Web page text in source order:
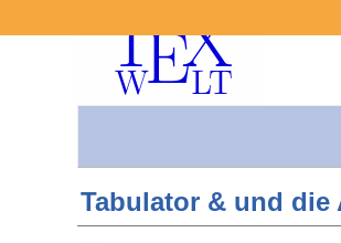
Tabulator & und die